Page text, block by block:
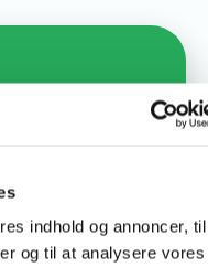
indhold og annoncer,
og til at analysere vores